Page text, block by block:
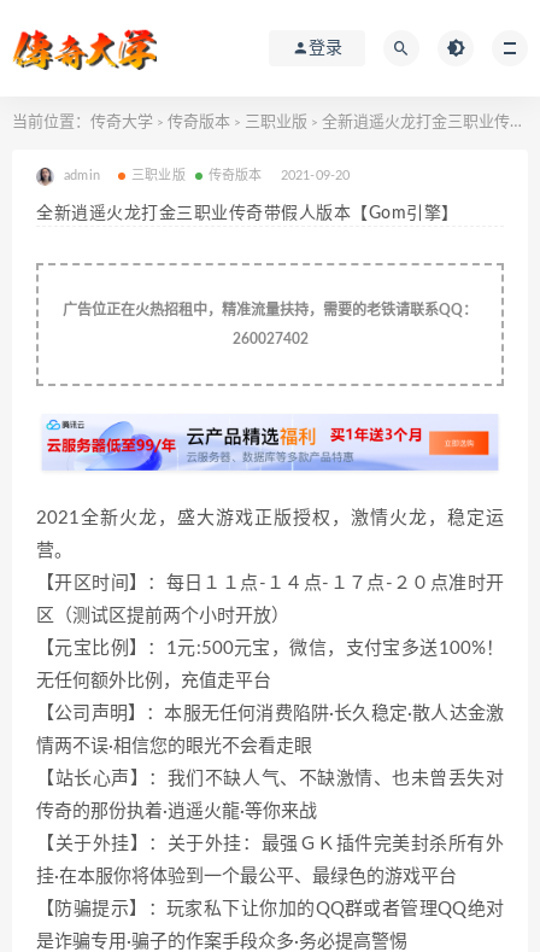
登录
当前位置： 传奇大学 > 传奇版本 > 三职业版 > 全新逍遥火龙打金三职业传奇带假人版本【Gom引擎】
admin 三职业版 传奇版本 2021-09-20
全新逍遥火龙打金三职业传奇带假人版本【Gom引擎】
广告位正在火热招租中，精准流量扶持，需要的老铁请联系QQ：
260027402
2021全新火龙，盛大游戏正版授权，激情火龙，稳定运
营。
【开区时间】：每日１１点-１４点-１７点-２０点准时开
区（测试区提前两个小时开放）
【元宝比例】：1元:500元宝，微信，支付宝多送100%！
无任何额外比例，充值走平台
【公司声明】：本服无任何消费陷阱·长久稳定·散人达金激
情两不误·相信您的眼光不会看走眼
【站长心声】：我们不缺人气、不缺激情、也未曾丢失对
传奇的那份执着·逍遥火龍·等你来战
【关于外挂】：关于外挂：最强ＧＫ插件完美封杀所有外
挂·在本服你将体验到一个最公平、最绿色的游戏平台
【防骗提示】：玩家私下让你加的QQ群或者管理QQ绝对
是诈骗专用·骗子的作案手段众多·务必提高警惕